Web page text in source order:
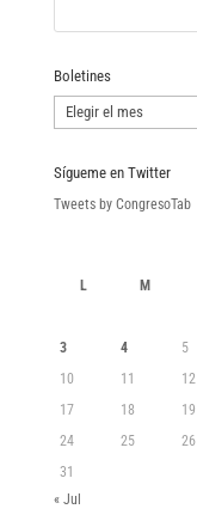
Boletines
Boletines
Sígueme en Twitter
Tweets by CongresoTab
L M
3
4 5
10
11 12
17
18 19
24
25 26
31
« Jul